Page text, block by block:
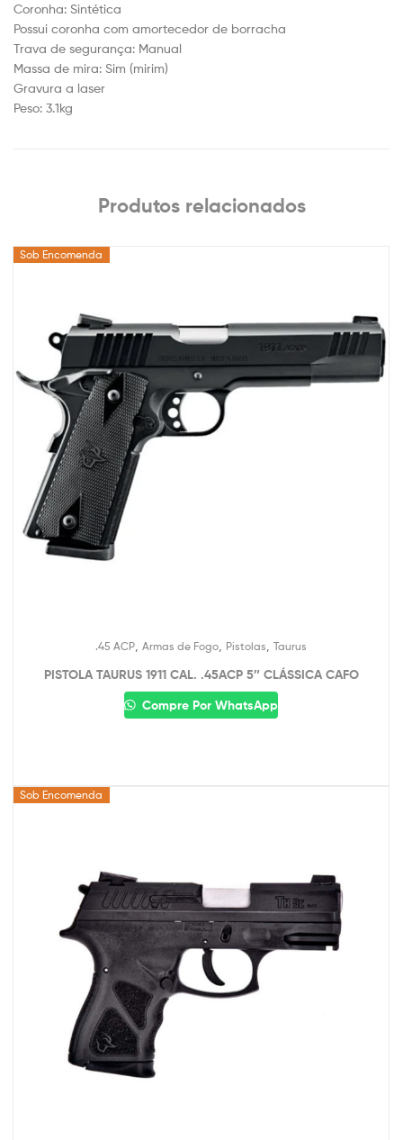
Coronha: Sintética
Possui coronha com amortecedor de borracha
Trava de segurança: Manual
Massa de mira: Sim (mirim)
Gravura a laser
Peso: 3.1kg
Produtos relacionados
Sob Encomenda
.45 ACP Armas de Fogo Pistolas Taurus
PISTOLA TAURUS 1911 CAL. .45ACP 5″ CLÁSSICA CAFO
Compre Por WhatsApp
Sob Encomenda